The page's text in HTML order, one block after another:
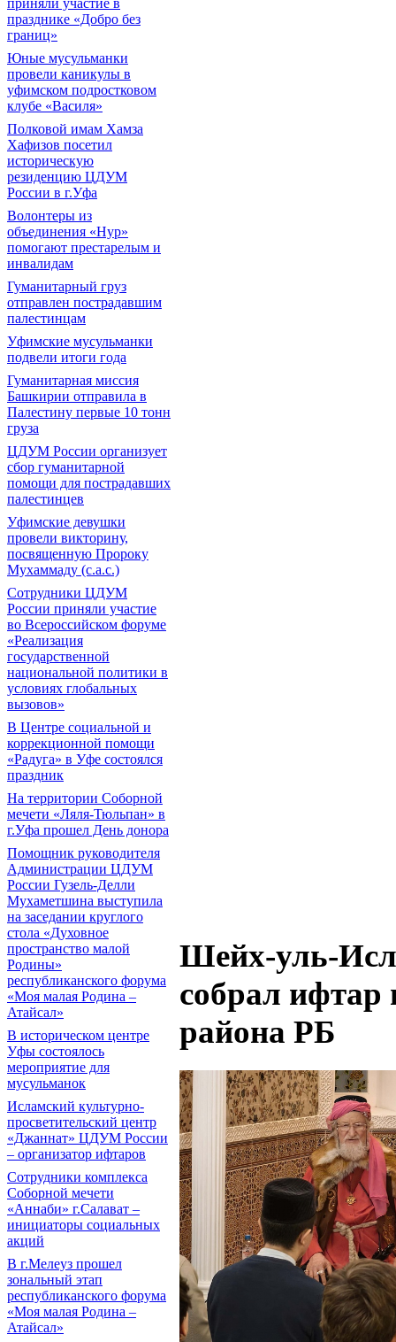
приняли участие в
празднике «Добро без
границ»
Юные мусульманки
провели каникулы в
уфимском подростковом
клубе «Василя»
Полковой имам Хамза
Хафизов посетил
историческую
резиденцию ЦДУМ
России в г.Уфа
Волонтеры из
объединения «Нур»
помогают престарелым и
инвалидам
Гуманитарный груз
отправлен пострадавшим
палестинцам
Уфимские мусульманки
подвели итоги года
Гуманитарная миссия
Башкирии отправила в
Палестину первые 10 тонн
груза
ЦДУМ России организует
сбор гуманитарной
помощи для пострадавших
палестинцев
Уфимские девушки
провели викторину,
посвященную Пророку
Мухаммаду (с.а.с.)
Сотрудники ЦДУМ
России приняли участие
во Всероссийском форуме
«Реализация
государственной
национальной политики в
условиях глобальных
вызовов»
В Центре социальной и
коррекционной помощи
«Радуга» в Уфе состоялся
праздник
На территории Соборной
мечети «Ляля-Тюльпан» в
г.Уфа прошел День донора
Помощник руководителя
Администрации ЦДУМ
России Гузель-Делли
Мухаметшина выступила
на заседании круглого
стола «Духовное
пространство малой
Родины»
республиканского форума
«Моя малая Родина –
Атайсал»
В историческом центре
Уфы состоялось
мероприятие для
мусульманок
Исламский культурно-
просветительский центр
«Джаннат» ЦДУМ России
– организатор ифтаров
Сотрудники комплекса
Соборной мечети
«Аннаби» г.Салават –
инициаторы социальных
акций
В г.Мелеуз прошел
зональный этап
республиканского форума
«Моя малая Родина –
Атайсал»
Шейх-уль-
собрал ифтар
района РБ